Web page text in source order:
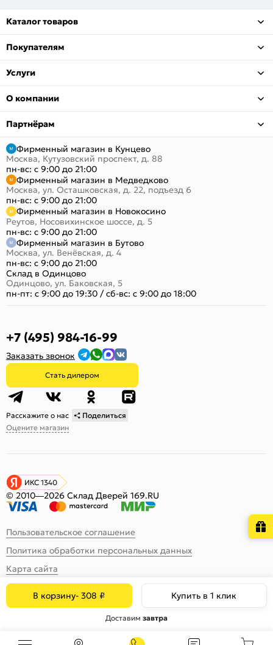
В корзину-308 ₽ Купить в 1 клик
Доставим завтра
Каталог товаров
Покупателям
Услуги
О компании
Партнёрам
Фирменный магазин в Кунцево
Москва, Кутузовский проспект, д. 88
пн-вс: с 9:00 до 21:00
Фирменный магазин в Медведково
Москва, ул. Осташковская, д. 22, подъезд 6
пн-вс: с 9:00 до 21:00
Фирменный магазин в Новокосино
Реутов, Носовихинское шоссе, д. 5
пн-вс: с 9:00 до 21:00
Фирменный магазин в Бутово
Москва, ул. Венёвская, д. 4
пн-вс: с 9:00 до 21:00
Склад в Одинцово
Одинцово, ул. Баковская, 5
пн-пт: с 9:00 до 19:30 /сб-вс: с 9:00 до 18:00
+7 (495) 984-16-99
Заказать звонок
Стать дилером
Расскажите о нас
Поделиться
Оцените магазин
ИКС 1340
© 2010—2026 Склад Дверей 169.RU
Пользовательское соглашение
Политика обработки персональных данных
Карта сайта